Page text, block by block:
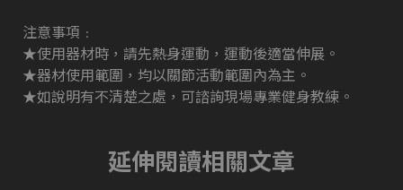
注意事項﹕
★使用器材時，請先熱身運動，運動後適當伸展。
★器材使用範圍，均以關節活動範圍內為主。
★如說明有不清楚之處，可諮詢現場專業健身教練。
延伸閱讀相關文章